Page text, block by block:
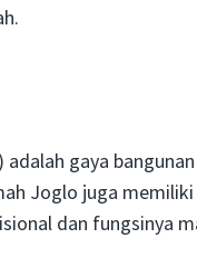
adalah gaya
Joglo juga
dan fungsinya